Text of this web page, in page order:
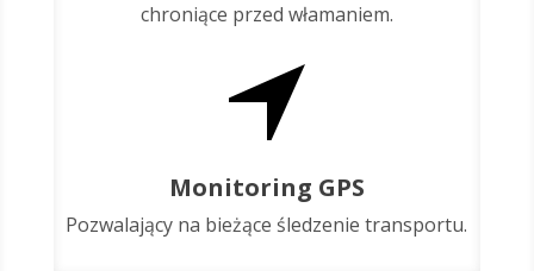
chroniące przed włamaniem.
Monitoring GPS
Pozwalający na bieżące śledzenie transportu.